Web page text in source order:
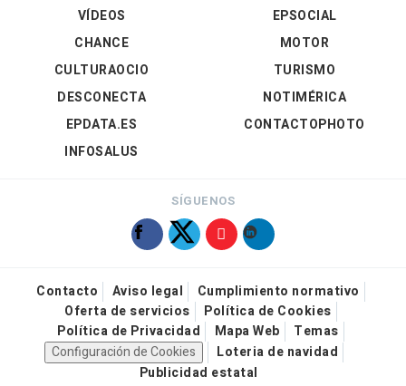
VÍDEOS
EPSOCIAL
CHANCE
CULTURAOCIO
DESCONECTA
EPDATA.ES
INFOSALUS
MOTOR
TURISMO
NOTIMÉRICA
CONTACTOPHOTO
SÍGUENOS
Contacto Aviso legal
Cumplimiento normativo
Oferta de servicios
Política de Cookies
Política de Privacidad
Mapa Web
Temas
Configuración de Cookies
Loteria de navidad
Publicidad estatal